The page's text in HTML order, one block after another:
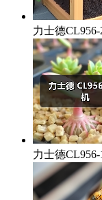
力士德
力士德